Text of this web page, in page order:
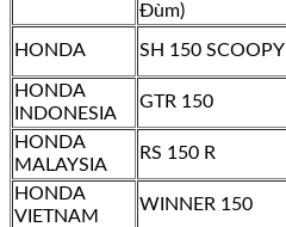
Đùm)
HONDA SH 150 SCOOPY
HONDA
INDONESIA
GTR 150
HONDA
MALAYSIA
RS 150 R
HONDA
VIETNAM
WINNER 150